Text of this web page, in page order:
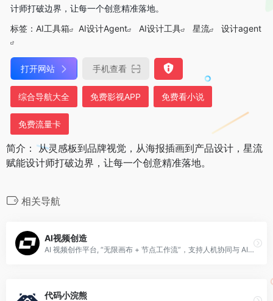
计师打破边界，让每一个创意精准落地。
标签： AI工具箱 AI设计Agent AI设计工具 星流 设计agent
打开网站 手机查看
综合导航大全 免费影视APP 免费看小说
免费流量卡
简介： 从灵感板到品牌视觉，从海报插画到产品设计，星流
赋能设计师打破边界，让每一个创意精准落地。
相关导航
AI视频创造
AI 视频创作平台, “无限画布 + 节点工作流”，支持人机协同与 AI Agent 全自动生成，主打高可控、全链路、工业化视频生产。
代码小浣熊